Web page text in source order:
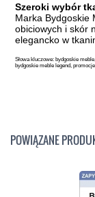
Szeroki wybór
Marka Bydgoskie
obiciowych i skór
elegancko w
Słowa kluczowe: bydgoskie
bydgoskie meble legend,
POWIĄZANE